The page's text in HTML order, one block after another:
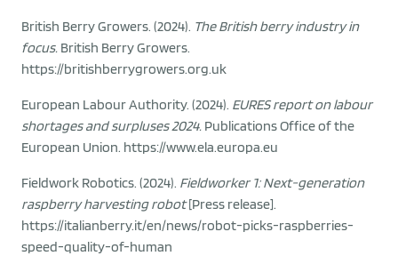
British Berry Growers. (2024). The British berry industry in
focus. British Berry Growers.
https://britishberrygrowers.org.uk
European Labour Authority. (2024). EURES report on labour
shortages and surpluses 2024. Publications Office of the
European Union. https://www.ela.europa.eu
Fieldwork Robotics. (2024). Fieldworker 1: Next-generation
raspberry harvesting robot[Press release].
https://italianberry.it/en/news/robot-picks-raspberries-
speed-quality-of-human